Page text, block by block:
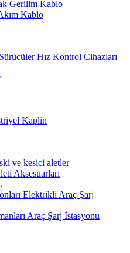
Gerilim Kablo
Kablo
Hız Kontrol Cihazları
Kaplin
ve kesici aletler
Aksesuarları
Elektrikli Araç Şarj
Araç Şarj İstasyonu